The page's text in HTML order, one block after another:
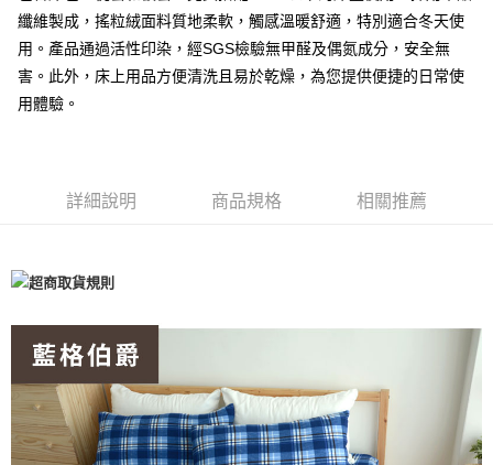
每筆NT$60，滿NT$599(含以上)免運費
離島-全家取貨付款
每筆NT$60
付款後全家取貨
每筆NT$60
付款後7-11取貨
每筆NT$60
宅配(包含郵寄包裹/大型物件運費另計)
每筆NT$100，滿NT$1,500(含以上)免運費
纖維製成，搖粒絨面料質地柔軟，觸感溫暖舒適，特別適合冬天使
用。產品通過活性印染，經SGS檢驗無甲醛及偶氮成分，安全無
害。此外，床上用品方便清洗且易於乾燥，為您提供便捷的日常使
用體驗。
詳細說明 商品規格 相關推薦